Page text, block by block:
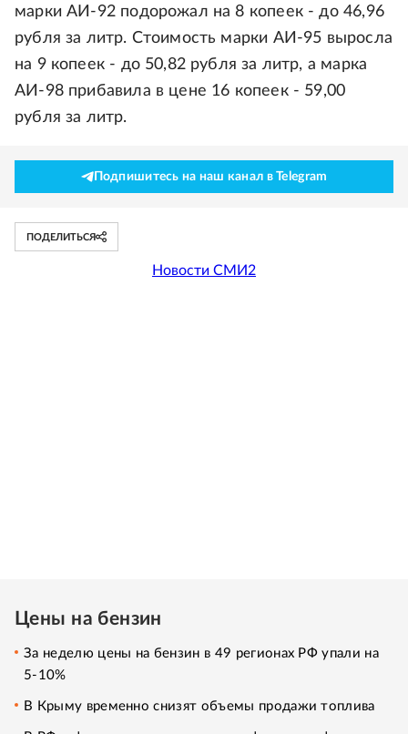
марки АИ-92 подорожал на 8 копеек - до 46,96
рубля за литр. Стоимость марки АИ-95 выросла
на 9 копеек - до 50,82 рубля за литр, а марка
АИ-98 прибавила в цене 16 копеек - 59,00
рубля за литр.
Подпишитесь на наш канал в Telegram
ПОДЕЛИТЬСЯ
Новости СМИ2
Цены на бензин
За неделю цены на бензин в 49 регионах РФ упали на
5-10%
В Крыму временно снизят объемы продажи топлива